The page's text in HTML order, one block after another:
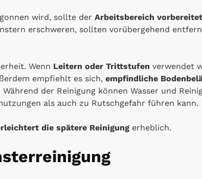
wird, sollte der Arbeitsbereich vorbereitet
erschweren, sollten vorübergehend
Wenn Leitern oder Trittstufen verwendet
empfiehlt es sich, empfindliche
Während der Reinigung können Wasser und
als auch zu Rutschgefahr führen kann.
die spätere Reinigung erheblich.